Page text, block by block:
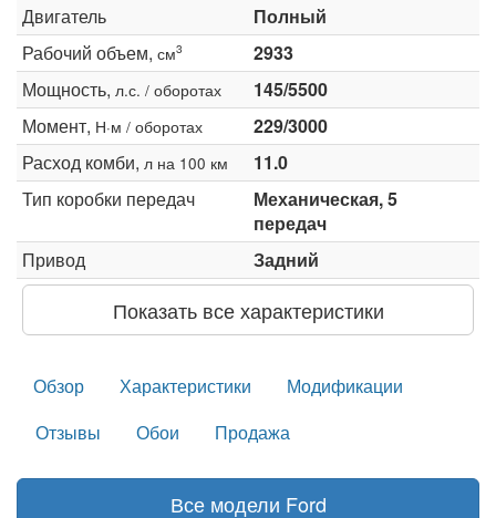
Двигатель
Полный
Рабочий объем, см3
2933
Мощность, л.с. / оборотах
145/5500
Момент, Н·м / оборотах
229/3000
Расход комби, л на 100 км
11.0
Тип коробки передач
Механическая, 5
передач
Привод
Задний
Показать все характеристики
Обзор Характеристики
Модификации
Отзывы
Обои Продажа
Все модели Ford